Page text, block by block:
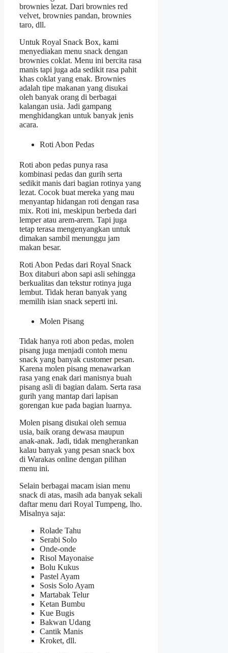
brownies lezat. Dari brownies red
velvet, brownies pandan, brownies
taro, dll.
Untuk Royal Snack Box, kami
menyediakan menu snack dengan
brownies coklat. Menu ini bercita rasa
manis tapi juga ada sedikit rasa pahit
khas coklat yang enak. Brownies
adalah tipe makanan yang disukai
oleh banyak orang di berbagai
kalangan usia. Jadi gampang
menghidangkan untuk banyak jenis
acara.
Roti Abon Pedas
Roti abon pedas punya rasa
kombinasi pedas dan gurih serta
sedikit manis dari bagian rotinya yang
lezat. Cocok buat mereka yang mau
menyantap hidangan roti dengan rasa
mix. Roti ini, meskipun berbeda dari
lemper atau arem-arem. Tapi juga
tetap terasa mengenyangkan untuk
dimakan sambil menunggu jam
makan besar.
Roti Abon Pedas dari Royal Snack
Box ditaburi abon sapi asli sehingga
berkualitas dan tekstur rotinya juga
lembut. Tidak heran banyak yang
memilih isian snack seperti ini.
Molen Pisang
Tidak hanya roti abon pedas, molen
pisang juga menjadi contoh menu
snack yang banyak customer pesan.
Karena molen pisang menawarkan
rasa yang enak dari manisnya buah
pisang asli di bagian dalam. Serta rasa
gurih yang mantap dari lapisan
gorengan kue pada bagian luarnya.
Molen pisang disukai oleh semua
usia, baik orang dewasa maupun
anak-anak. Jadi, tidak mengherankan
kalau banyak yang pesan snack box
di Warakas online dengan pilihan
menu ini.
Selain berbagai macam isian menu
snack di atas, masih ada banyak sekali
daftar menu dari Royal Tumpeng, lho.
Misalnya saja:
Rolade Tahu
Serabi Solo
Onde-onde
Risol Mayonaise
Bolu Kukus
Pastel Ayam
Sosis Solo Ayam
Martabak Telur
Ketan Bumbu
Kue Bugis
Bakwan Udang
Cantik Manis
Kroket, dll.